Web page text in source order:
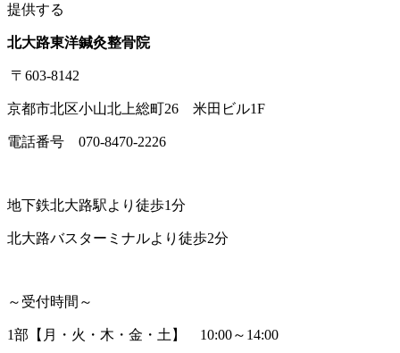
提供する
北大路東洋鍼灸整骨院
〒603-8142
京都市北区小山北上総町26 米田ビル1F
電話番号 070-8470-2226
地下鉄北大路駅より徒歩1分
北大路バスターミナルより徒歩2分
～受付時間～
1部【月・火・木・金・土】 10:00～14:00